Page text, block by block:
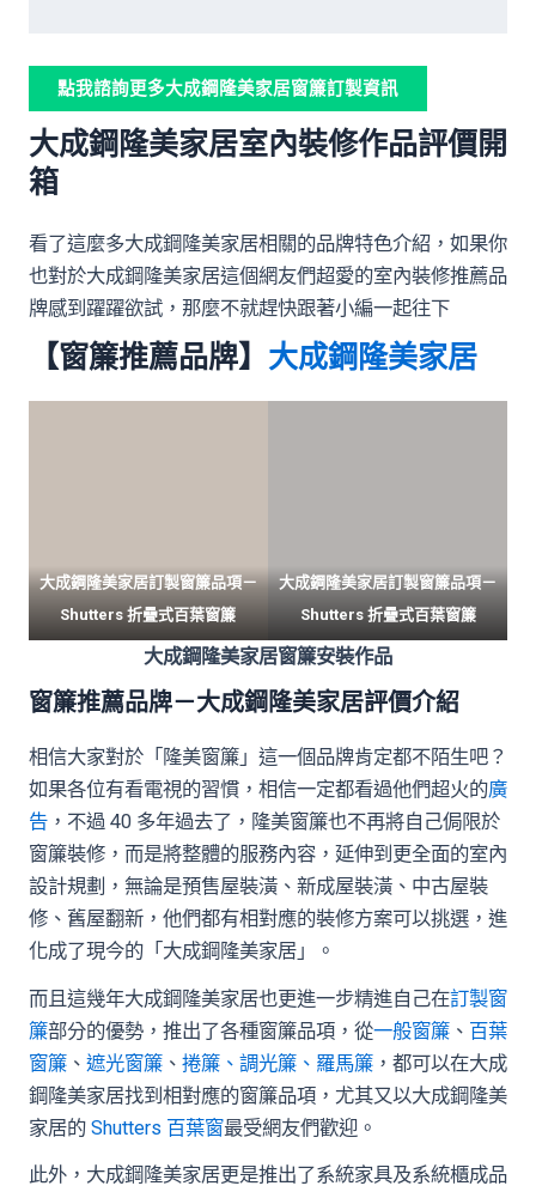
點我諮詢更多大成鋼隆美家居窗簾訂製資訊
大成鋼隆美家居室內裝修作品評價開
箱
看了這麼多大成鋼隆美家居相關的品牌特色介紹，如果你
也對於大成鋼隆美家居這個網友們超愛的室內裝修推薦品
牌感到躍躍欲試，那麼不就趕快跟著小編一起往下
【窗簾推薦品牌】 大成鋼隆美家居
大成鋼隆美家居訂製窗簾品項－
Shutters 折疊式百葉窗簾
大成鋼隆美家居訂製窗簾品項－
Shutters 折疊式百葉窗簾
大成鋼隆美家居窗簾安裝作品
窗簾推薦品牌－大成鋼隆美家居評價介紹
相信大家對於「隆美窗簾」這一個品牌肯定都不陌生吧？
如果各位有看電視的習慣，相信一定都看過他們超火的廣
告，不過 40 多年過去了，隆美窗簾也不再將自己侷限於
窗簾裝修，而是將整體的服務內容，延伸到更全面的室內
設計規劃，無論是預售屋裝潢、新成屋裝潢、中古屋裝
修、舊屋翻新，他們都有相對應的裝修方案可以挑選，進
化成了現今的「大成鋼隆美家居」。
而且這幾年大成鋼隆美家居也更進一步精進自己在訂製窗
簾部分的優勢，推出了各種窗簾品項，從一般窗簾、 百葉
窗簾、 遮光窗簾、 捲簾、調光簾、羅馬簾，都可以在大成
鋼隆美家居找到相對應的窗簾品項，尤其又以大成鋼隆美
家居的 Shutters 百葉窗最受網友們歡迎。
此外，大成鋼隆美家居更是推出了系統家具及系統櫃成品